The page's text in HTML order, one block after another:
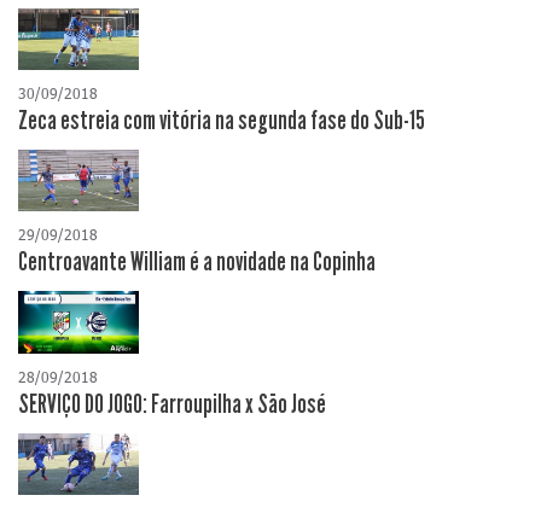
30/09/2018
Zeca estreia com vitória na segunda fase do Sub-15
29/09/2018
Centroavante William é a novidade na Copinha
28/09/2018
SERVIÇO DO JOGO: Farroupilha x São José